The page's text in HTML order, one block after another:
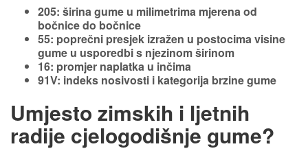
205: širina gume u milimetrima mjerena od
bočnice do bočnice
55: poprečni presjek izražen u postocima visine
gume u usporedbi s njezinom širinom
16: promjer naplatka u inčima
91V: indeks nosivosti i kategorija brzine gume
Umjesto zimskih i ljetnih
radije cjelogodišnje gume?